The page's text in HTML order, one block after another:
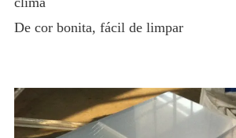
De cor bonita, fácil de limpar